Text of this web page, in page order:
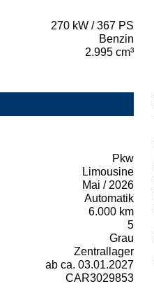
270 kW / 367 PS
Benzin
2.995 cm³
Pkw
Limousine
Mai / 2026
Automatik
6.000 km
5
Grau
Zentrallager
ab ca. 03.01.2027
CAR3029853